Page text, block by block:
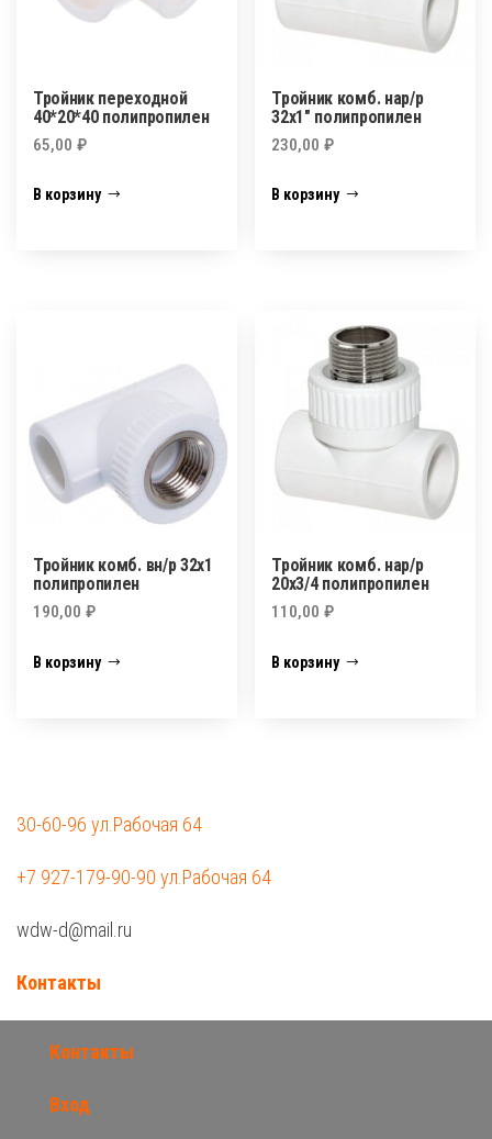
Тройник переходной
40*20*40 полипропилен
65,00 ₽
В корзину
Тройник комб. нар/р
32х1″ полипропилен
230,00₽
В корзину
Тройник комб. вн/р 32х1
полипропилен
190,00 ₽
В корзину
Тройник комб. нар/р
20х3/4 полипропилен
110,00₽
В корзину
30-60-96 ул.Рабочая 64
+7 927-179-90-90 ул.Рабочая 64
wdw-d@mail.ru
Контакты
Контакты
Вход